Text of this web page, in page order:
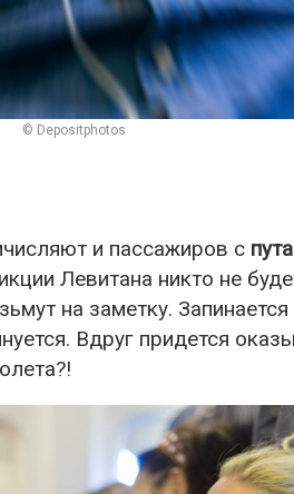
© Depositphotos
и пассажиров с
Левитана никто не
на заметку.
Вдруг придется